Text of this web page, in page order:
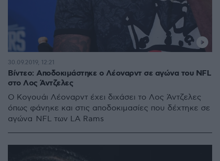
Βίντεο: Αποδοκιμάστηκε ο Λέοναρντ σε αγώνα του NFL
στο Λος Άντζελες
Ο Κογουάι Λέοναρντ έχει διχάσει το Λος Άντζελες
όπως φάνηκε και στις αποδοκιμασίες που δέχτηκε σε
αγώνα NFL των LA Rams
30.09.2019, 12:21